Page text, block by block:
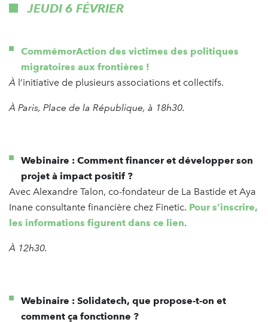
JEUDI 6 FÉVRIER
CommémorAction des victimes des politiques
migratoires aux frontières !
À l’initiative de plusieurs associations et collectifs.
À Paris, Place de la République, à 18h30.
Webinaire : Comment financer et développer son
projet à impact positif ?
Avec Alexandre Talon, co-fondateur de La Bastide et Aya
Inane consultante financière chez Finetic. Pour s’inscrire,
les informations figurent dans ce lien.
À 12h30.
Webinaire : Solidatech, que propose-t-on et
comment ça fonctionne ?